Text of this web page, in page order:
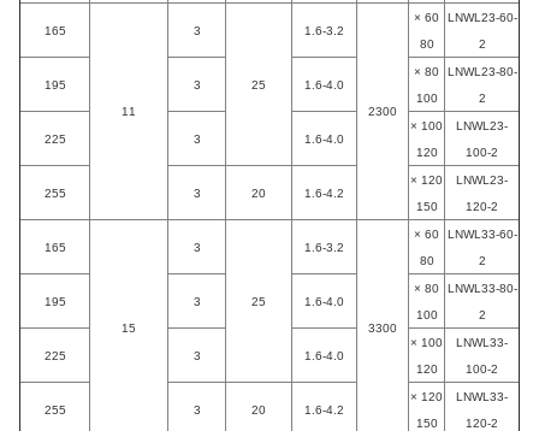
LNWL23-60-
60 ×
80
2300
1.6-3.2
25
11
165
LNWL23-80-
80 ×
100
1.6-4.0
195
LNWL23-
100-2
100 ×
120
1.6-4.0
225
LNWL23-
120-2
120 ×
150
1.6-4.2
20
255
LNWL33-60-
60 ×
80
3300
1.6-3.2
25
15
165
LNWL33-80-
80 ×
100
1.6-4.0
195
LNWL33-
100-2
100 ×
120
1.6-4.0
225
LNWL33-
120-2
120 ×
150
1.6-4.2
20
255